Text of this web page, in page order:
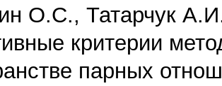
О.С., Татарчук
критерии
парных